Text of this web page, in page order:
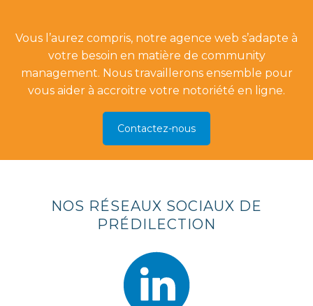
Vous l’aurez compris, notre agence web s’adapte à
votre besoin en matière de community
management. Nous travaillerons ensemble pour
vous aider à accroitre votre notoriété en ligne.
Contactez-nous
NOS RÉSEAUX SOCIAUX DE
PRÉDILECTION